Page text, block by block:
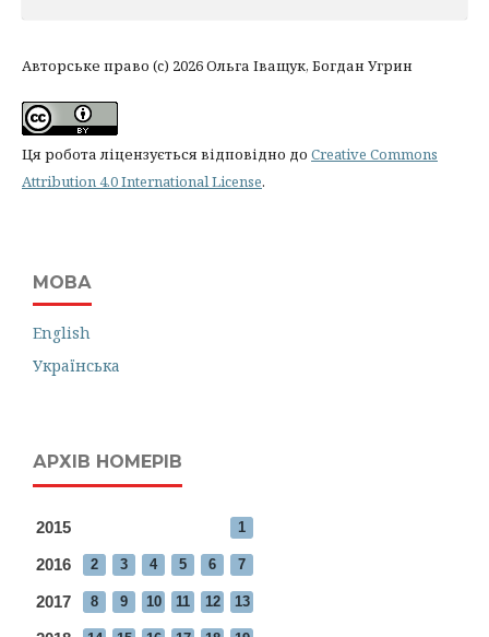
Авторське право (c) 2026 Ольга Іващук, Богдан Угрин
Ця робота ліцензується відповідно до Creative Commons
Attribution 4.0 International License.
МОВА
English
Українська
АРХІВ НОМЕРІВ
2015 1
2016 2 3 4 5 6 7
2017 8 9 10 11 12 13